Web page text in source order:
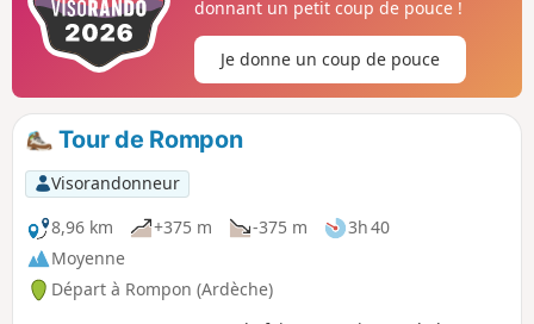
donnant un petit coup de pouce !
Je donne un coup de pouce
Tour de Rompon
Visorandonneur
8,96 km
+375 m -375 m
3h 40
Moyenne
Départ à Rompon (Ardèche)